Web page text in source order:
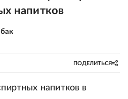
напитков
ПОДЕЛИТЬСЯ
напитков в